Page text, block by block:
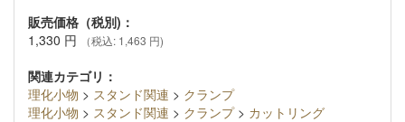
販売価格（税別)：
1,330 円 （税込: 1,463 円)
関連カテゴリ：
理化小物 > スタンド関連 > クランプ
理化小物 > スタンド関連 > クランプ> カットリング